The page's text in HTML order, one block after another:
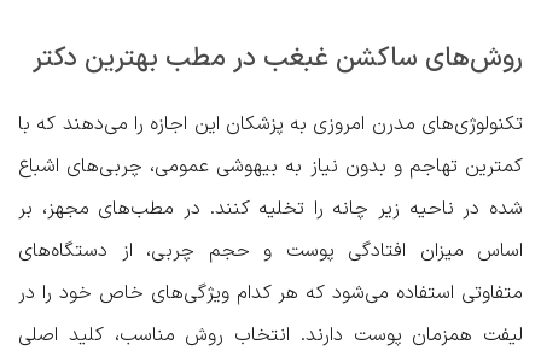
روش‌های ساکشن غبغب در مطب بهترین دکتر
تکنولوژی‌های مدرن امروزی به پزشکان این اجازه را می‌دهند که با
کمترین تهاجم و بدون نیاز به بیهوشی عمومی، چربی‌های اشباع
شده در ناحیه زیر چانه را تخلیه کنند. در مطب‌های مجهز، بر
اساس میزان افتادگی پوست و حجم چربی، از دستگاه‌های
متفاوتی استفاده می‌شود که هر کدام ویژگی‌های خاص خود را در
لیفت همزمان پوست دارند. انتخاب روش مناسب، کلید اصلی